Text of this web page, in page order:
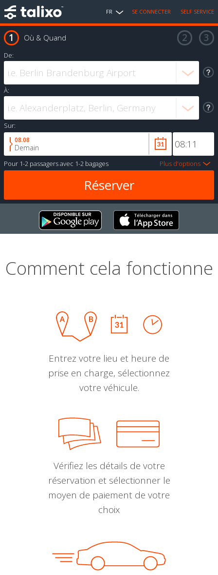
FR SE CONNECTER SELF SERVICE
Où & Quand
De:
À:
Sur:
08.08
Demain
Pour 1-2 passagersavec 1-2 bagages Plus d'options
Comment cela fonctionne
Entrez votre lieu et heure de
prise en charge, sélectionnez
votre véhicule.
Vérifiez les détails de votre
réservation et sélectionner le
moyen de paiement de votre
choix